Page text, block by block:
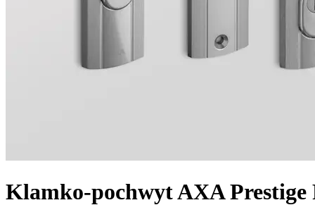
Klamko-pochwyt AXA Prestige